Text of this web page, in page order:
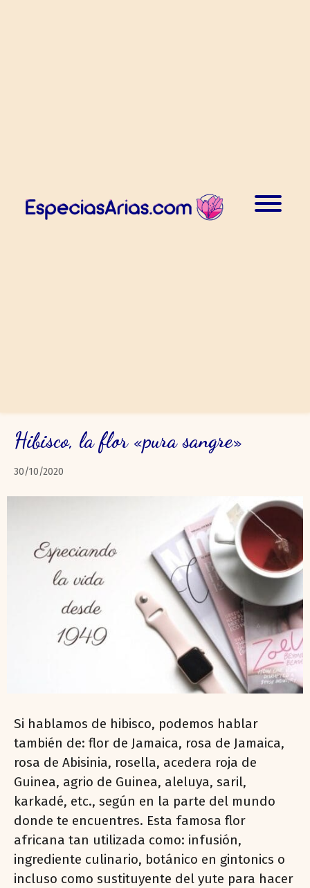
Hibisco, la flor «pura sangre»
30/10/2020
Si hablamos de hibisco, podemos hablar
también de: flor de Jamaica, rosa de Jamaica,
rosa de Abisinia, rosella, acedera roja de
Guinea, agrio de Guinea, aleluya, saril,
karkadé, etc., según en la parte del mundo
donde te encuentres. Esta famosa flor
africana tan utilizada como: infusión,
ingrediente culinario, botánico en gintonics o
incluso como sustituyente del yute para hacer